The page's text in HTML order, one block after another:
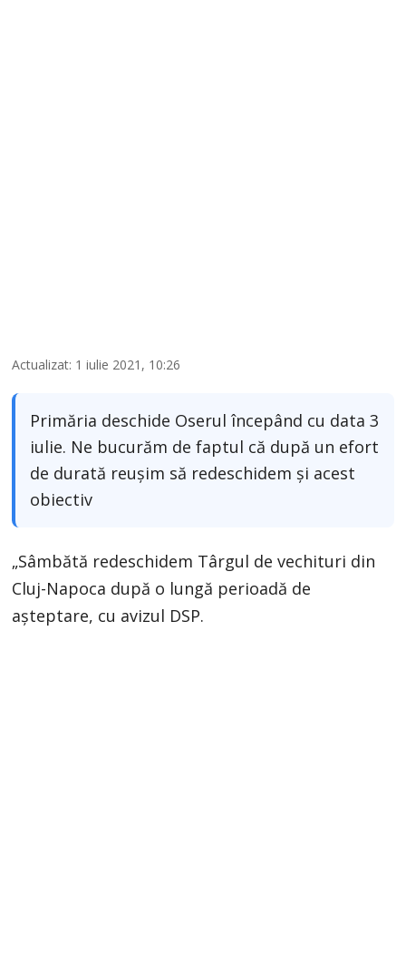
Actualizat: 1 iulie 2021, 10:26
Primăria deschide Oserul începând cu data 3
iulie. Ne bucurăm de faptul că după un efort
de durată reușim să redeschidem și acest
obiectiv
„Sâmbătă redeschidem Târgul de vechituri din
Cluj-Napoca după o lungă perioadă de
așteptare, cu avizul DSP.